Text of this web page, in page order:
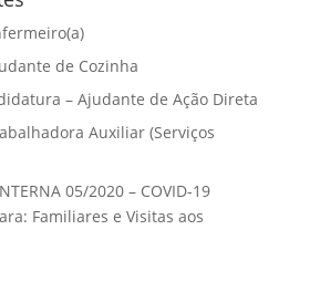
de Cozinha
– Ajudante de Ação Direta
Auxiliar (Serviços
05/2020 – COVID-19
Familiares e Visitas aos